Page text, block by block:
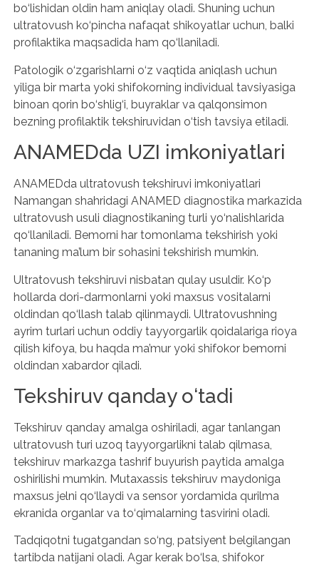
bo‘lishidan oldin ham aniqlay oladi. Shuning uchun
ultratovush ko‘pincha nafaqat shikoyatlar uchun, balki
profilaktika maqsadida ham qo‘llaniladi.
Patologik o‘zgarishlarni o‘z vaqtida aniqlash uchun
yiliga bir marta yoki shifokorning individual tavsiyasiga
binoan qorin bo‘shlig‘i, buyraklar va qalqonsimon
bezning profilaktik tekshiruvidan o‘tish tavsiya etiladi.
ANAMEDda UZI imkoniyatlari
ANAMEDda ultratovush tekshiruvi imkoniyatlari
Namangan shahridagi ANAMED diagnostika markazida
ultratovush usuli diagnostikaning turli yo‘nalishlarida
qo‘llaniladi. Bemorni har tomonlama tekshirish yoki
tananing ma’lum bir sohasini tekshirish mumkin.
Ultratovush tekshiruvi nisbatan qulay usuldir. Ko‘p
hollarda dori-darmonlarni yoki maxsus vositalarni
oldindan qo‘llash talab qilinmaydi. Ultratovushning
ayrim turlari uchun oddiy tayyorgarlik qoidalariga rioya
qilish kifoya, bu haqda ma’mur yoki shifokor bemorni
oldindan xabardor qiladi.
Tekshiruv qanday o‘tadi
Tekshiruv qanday amalga oshiriladi, agar tanlangan
ultratovush turi uzoq tayyorgarlikni talab qilmasa,
tekshiruv markazga tashrif buyurish paytida amalga
oshirilishi mumkin. Mutaxassis tekshiruv maydoniga
maxsus jelni qo‘llaydi va sensor yordamida qurilma
ekranida organlar va to‘qimalarning tasvirini oladi.
Tadqiqotni tugatgandan so‘ng, patsiyent belgilangan
tartibda natijani oladi. Agar kerak bo‘lsa, shifokor